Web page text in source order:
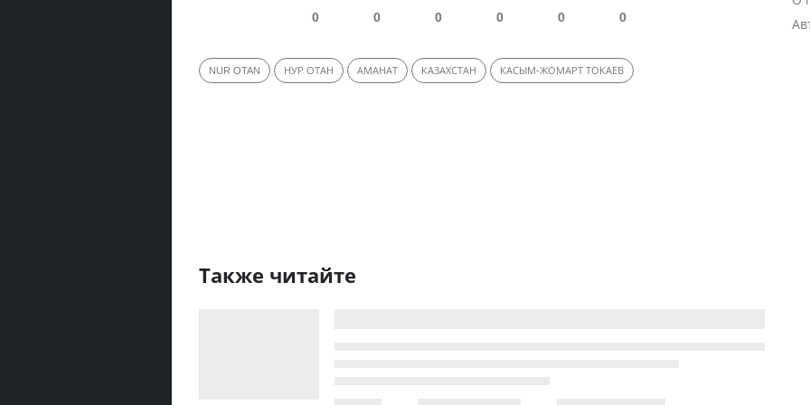
0 0 0 0 0 0
NUR OTAN НУР ОТАН АМАНАТ КАЗАХСТАН КАСЫМ-ЖОМАРТ ТОКАЕВ
Также читайте